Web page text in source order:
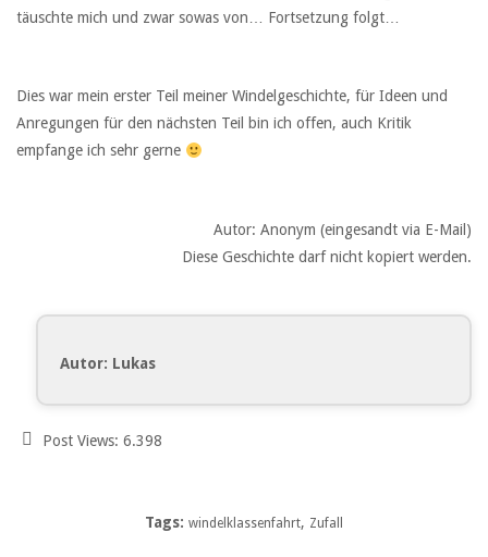
täuschte mich und zwar sowas von… Fortsetzung folgt…
Dies war mein erster Teil meiner Windelgeschichte, für Ideen und
Anregungen für den nächsten Teil bin ich offen, auch Kritik
empfange ich sehr gerne
Autor: Anonym (eingesandt via E-Mail)
Diese Geschichte darf nicht kopiert werden.
Autor: Lukas
Post Views: 6.398
Tags: windelklassenfahrt, Zufall